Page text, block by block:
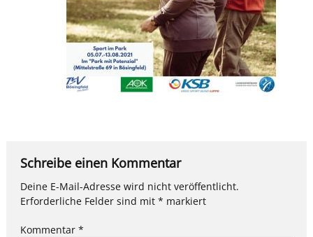
Schreibe einen Kommentar
Deine E-Mail-Adresse wird nicht veröffentlicht.
Erforderliche Felder sind mit * markiert
Kommentar *